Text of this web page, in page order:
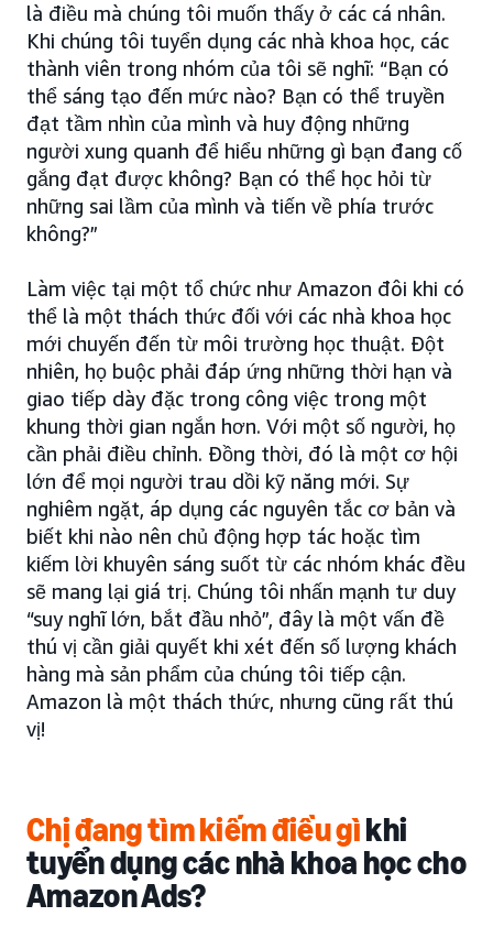
là điều mà chúng tôi muốn thấy ở các cá nhân.
Khi chúng tôi tuyển dụng các nhà khoa học, các
thành viên trong nhóm của tôi sẽ nghĩ: “Bạn có
thể sáng tạo đến mức nào? Bạn có thể truyền
đạt tầm nhìn của mình và huy động những
người xung quanh để hiểu những gì bạn đang cố
gắng đạt được không? Bạn có thể học hỏi từ
những sai lầm của mình và tiến về phía trước
không?”
Làm việc tại một tổ chức như Amazon đôi khi có
thể là một thách thức đối với các nhà khoa học
mới chuyến đến từ môi trường học thuật. Đột
nhiên, họ buộc phải đáp ứng những thời hạn và
giao tiếp dày đặc trong công việc trong một
khung thời gian ngắn hơn. Với một số người, họ
cần phải điều chỉnh. Đồng thời, đó là một cơ hội
lớn để mọi người trau dồi kỹ năng mới. Sự
nghiêm ngặt, áp dụng các nguyên tắc cơ bản và
biết khi nào nên chủ động hợp tác hoặc tìm
kiếm lời khuyên sáng suốt từ các nhóm khác đều
sẽ mang lại giá trị. Chúng tôi nhấn mạnh tư duy
“suy nghĩ lớn, bắt đầu nhỏ”, đây là một vấn đề
thú vị cần giải quyết khi xét đến số lượng khách
hàng mà sản phẩm của chúng tôi tiếp cận.
Amazon là một thách thức, nhưng cũng rất thú
vị!
Chị đang tìm kiếm điều gìkhi
tuyển dụng các nhà khoa học cho
Amazon Ads?